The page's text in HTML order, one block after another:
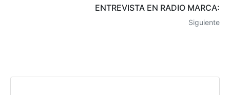
ENTREVISTA EN RADIO MARCA:
Siguiente